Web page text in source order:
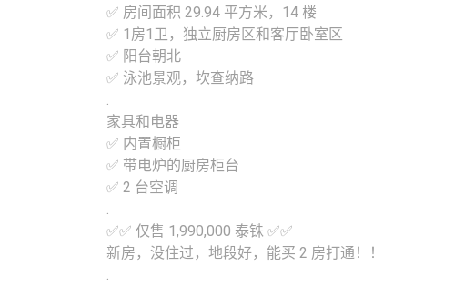
✅ 房间面积 29.94 平方米，14 楼
✅ 1房1卫，独立厨房区和客厅卧室区
✅ 阳台朝北
✅ 泳池景观，坎查纳路
.
家具和电器
✅ 内置橱柜
✅ 带电炉的厨房柜台
✅ 2 台空调
.
✅✅ 仅售 1,990,000 泰铢 ✅✅
新房，没住过，地段好，能买 2 房打通！！
.